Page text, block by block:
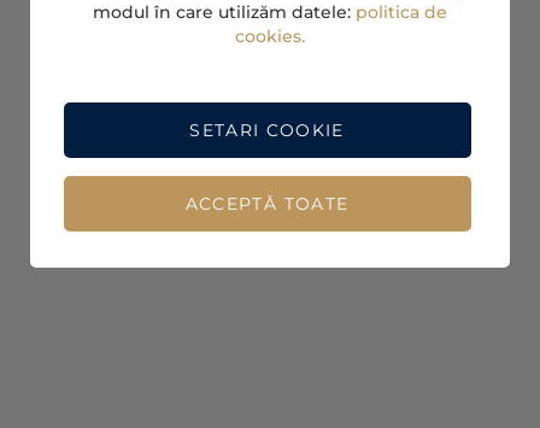
modul în care utilizăm datele: politica de
cookies.
ACCEPTĂ TOATE
SETARI COOKIE